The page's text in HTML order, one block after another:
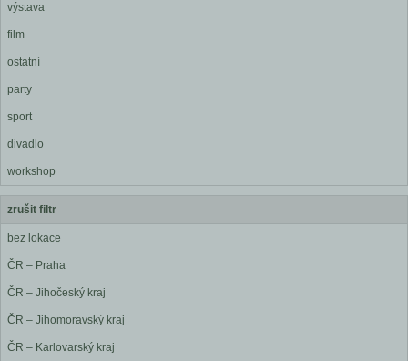
výstava
film
ostatní
party
sport
divadlo
workshop
zrušit filtr
bez lokace
ČR – Praha
ČR – Jihočeský kraj
ČR – Jihomoravský kraj
ČR – Karlovarský kraj